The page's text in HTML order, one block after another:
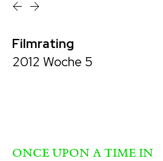
Filmrating
2012 Woche 5
ONCE UPON A TIME IN